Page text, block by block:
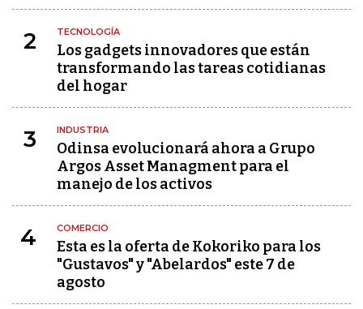
2 TECNOLOGÍA
Los gadgets innovadores que están
transformando las tareas cotidianas
del hogar
3 INDUSTRIA
Odinsa evolucionará ahora a Grupo
Argos Asset Managment para el
manejo de los activos
4 COMERCIO
Esta es la oferta de Kokoriko para los
"Gustavos" y "Abelardos" este 7 de
agosto